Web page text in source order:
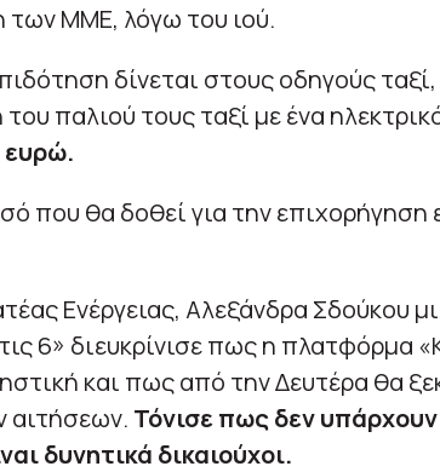
ΜΜΕ, λόγω του ιού.
δίνεται στους οδηγούς
παλιού τους ταξί με ένα
ευρώ.
που θα δοθεί για την επιχορήγηση
Ενέργειας, Αλεξάνδρα Σδούκου
6» διευκρίνισε πως η πλατφόρμα
και πως από την Δευτέρα θα
αιτήσεων. Τόνισε πως δεν υπάρχουν
δυνητικά δικαιούχοι.